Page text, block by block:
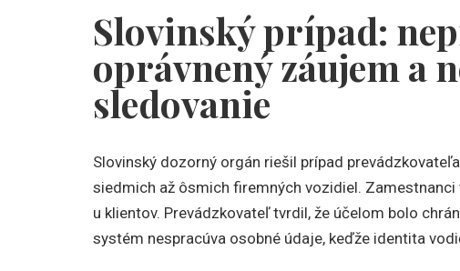
Slovinský prípad:
oprávnený záujem a
sledovanie
Slovinský dozorný orgán riešil prípad
siedmich až ôsmich firemných vozidiel.
u klientov. Prevádzkovateľ tvrdil, že účelom bolo
systém nespracúva osobné údaje, keďže identita